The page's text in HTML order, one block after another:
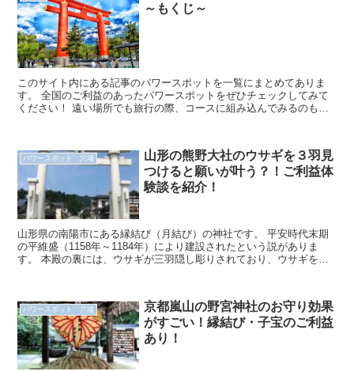
～もくじ～
このサイト内にある記事のパワースポットを一覧にまとめてありま
す。 全国のご利益のあったパワースポットをぜひチェックしてみて
ください！ 遠い場所でも旅行の際、コースに組み込んでみるのもい
パワースポット 穴場
山形の熊野大社のウサギを３羽見
つけると願いが叶う？！ご利益体
験談を紹介！
山形県の南陽市にある縁結び（月結び）の神社です。 平安時代末期
の平維盛（1158年～1184年）により建設されたという説がありま
す。 本殿の裏には、ウサギが三羽隠し彫りされており、ウサギを三
パワースポット 穴場
京都嵐山の野宮神社のお守り効果
がすごい！縁結び・子宝のご利益
あり！